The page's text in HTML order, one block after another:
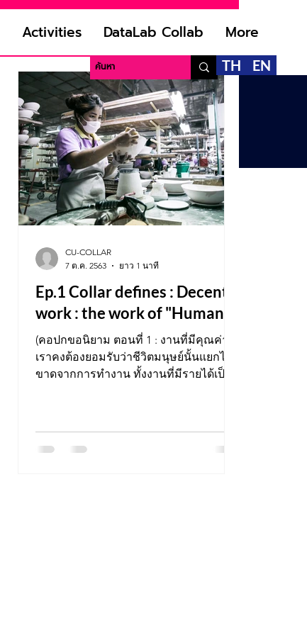
Activities DataLab Collab More
TH EN
Media
Ep.1 Collar defines : Decent
work : the work of "Human"
(คอปกขอนิยาม ตอนที่ 1 : งานที่มีคุณค่า)
เราคงต้องยอมรับว่าชีวิตมนุษย์นั้นแยกไม่
ขาดจากการทำงาน ทั้งงานที่มีรายได้เป็น
CU-COLLAR
7 ต.ค. 2563
ยาว 1 นาที